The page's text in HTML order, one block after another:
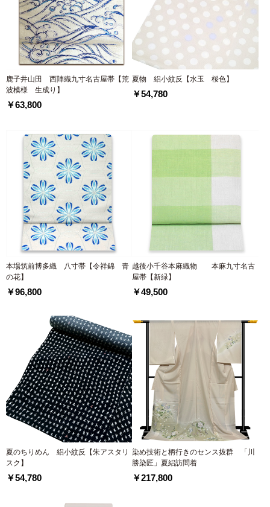
鹿子井山田 西陣織九寸名古屋帯【荒
波模様 生成り】
￥63,800
夏物 絽小紋反【水玉 桜色】
￥54,780
本場筑前博多織 八寸帯【令祥錦 青
の花】
￥96,800
越後小千谷本麻織物 本麻九寸名古
屋帯【新緑】
￥49,500
夏のちりめん 絽小紋反【朱アスタリ
スク】
￥54,780
染め技術と柄行きのセンス抜群 「川
勝染匠」夏絽訪問着
￥217,800